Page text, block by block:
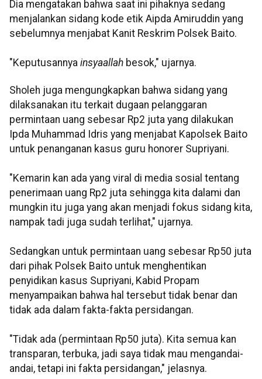
Dia mengatakan bahwa saat ini pihaknya sedang
menjalankan sidang kode etik Aipda Amiruddin yang
sebelumnya menjabat Kanit Reskrim Polsek Baito.
"Keputusannya insyaallah besok," ujarnya.
Sholeh juga mengungkapkan bahwa sidang yang
dilaksanakan itu terkait dugaan pelanggaran
permintaan uang sebesar Rp2 juta yang dilakukan
Ipda Muhammad Idris yang menjabat Kapolsek Baito
untuk penanganan kasus guru honorer Supriyani.
"Kemarin kan ada yang viral di media sosial tentang
penerimaan uang Rp2 juta sehingga kita dalami dan
mungkin itu juga yang akan menjadi fokus sidang kita,
nampak tadi juga sudah terlihat," ujarnya.
Sedangkan untuk permintaan uang sebesar Rp50 juta
dari pihak Polsek Baito untuk menghentikan
penyidikan kasus Supriyani, Kabid Propam
menyampaikan bahwa hal tersebut tidak benar dan
tidak ada dalam fakta-fakta persidangan.
"Tidak ada (permintaan Rp50 juta). Kita semua kan
transparan, terbuka, jadi saya tidak mau mengandai-
andai, tetapi ini fakta persidangan," jelasnya.